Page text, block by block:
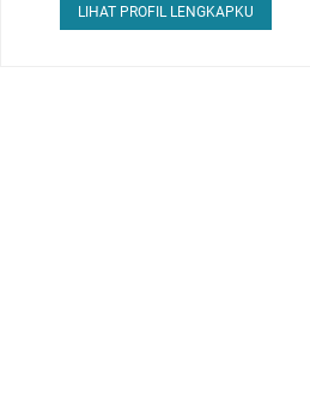
LIHAT PROFIL LENGKAPKU